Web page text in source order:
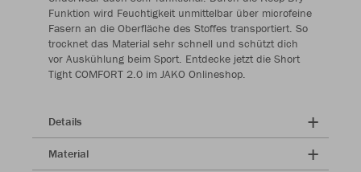
Funktion wird Feuchtigkeit unmittelbar über microfeine
Fasern an die Oberfläche des Stoffes transportiert. So
trocknet das Material sehr schnell und schützt dich
vor Auskühlung beim Sport. Entdecke jetzt die Short
Tight COMFORT 2.0 im JAKO Onlineshop.
Details
Material